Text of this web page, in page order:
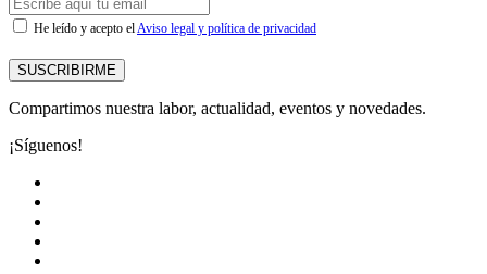
He leído y acepto elAviso legal y política de privacidad
SUSCRIBIRME
Compartimos nuestra labor, actualidad, eventos y novedades.
¡Síguenos!